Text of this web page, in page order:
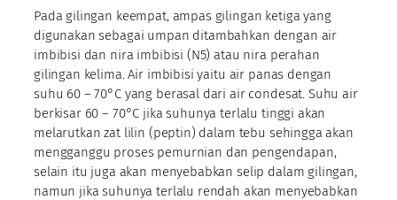
Pada gilingan keempat, ampas gilingan ketiga yang
digunakan sebagai umpan ditambahkan dengan air
imbibisi dan nira imbibisi (N5) atau nira perahan
gilingan kelima. Air imbibisi yaitu air panas dengan
suhu 60 – 70°C yang berasal dari air condesat. Suhu air
berkisar 60 – 70°C jika suhunya terlalu tinggi akan
melarutkan zat lilin (peptin) dalam tebu sehingga akan
mengganggu proses pemurnian dan pengendapan,
selain itu juga akan menyebabkan selip dalam gilingan,
namun jika suhunya terlalu rendah akan menyebabkan